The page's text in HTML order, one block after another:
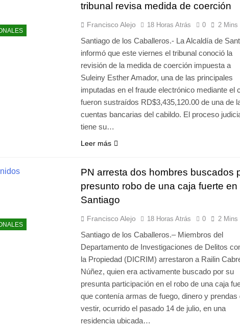
tribunal revisa medida de coerción
Francisco Alejo 18 Horas Atrás 0 2 Mins
Santiago de los Caballeros.- La Alcaldía de
informó que este viernes el tribunal conoció la
revisión de la medida de coerción impuesta a
Suleiny Esther Amador, una de las principales
imputadas en el fraude electrónico mediante el
fueron sustraídos RD$3,435,120.00 de una de
cuentas bancarias del cabildo. El proceso
tiene su…
Leer más
PN arresta dos hombres buscados
presunto robo de una caja fuerte en
Santiago
Francisco Alejo 18 Horas Atrás 0 2 Mins
Santiago de los Caballeros.– Miembros del
Departamento de Investigaciones de Delitos
la Propiedad (DICRIM) arrestaron a Railin
Núñez, quien era activamente buscado por su
presunta participación en el robo de una caja
que contenía armas de fuego, dinero y prendas
vestir, ocurrido el pasado 14 de julio, en una
residencia ubicada…